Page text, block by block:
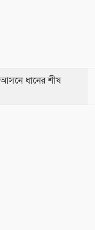
আসনে ধানের শীষ